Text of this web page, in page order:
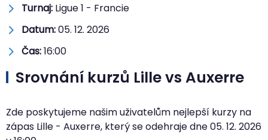
Turnaj: Ligue 1 - Francie
Datum:05. 12. 2026
Čas:16:00
Srovnání kurzů Lille vs Auxerre
Zde poskytujeme našim uživatelům nejlepší kurzy na
zápas Lille - Auxerre, který se odehraje dne05. 12. 2026